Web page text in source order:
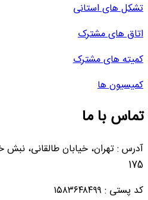
تشکل های استانی
اتاق های مشترک
کمیته های مشترک
کمیسیون ها
تماس با ما
آدرس : تهران، خیابان طالقانی،
175
کد پستی : ۱۵۸۳۶۴۸۴۹۹